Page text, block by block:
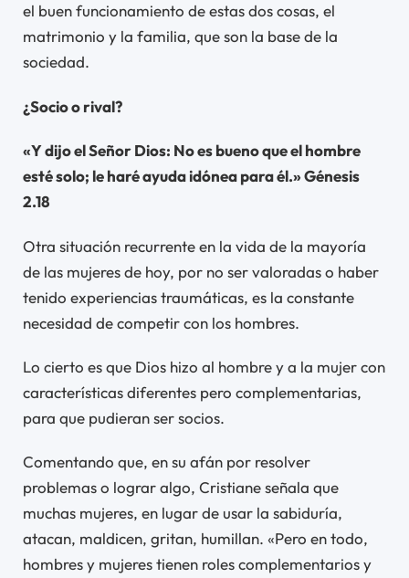
el buen funcionamiento de estas dos cosas, el
matrimonio y la familia, que son la base de la
sociedad.
¿Socio o rival?
«Y dijo el Señor Dios: No es bueno que el hombre
esté solo; le haré ayuda idónea para él.» Génesis
2.18
Otra situación recurrente en la vida de la mayoría
de las mujeres de hoy, por no ser valoradas o haber
tenido experiencias traumáticas, es la constante
necesidad de competir con los hombres.
Lo cierto es que Dios hizo al hombre y a la mujer con
características diferentes pero complementarias,
para que pudieran ser socios.
Comentando que, en su afán por resolver
problemas o lograr algo, Cristiane señala que
muchas mujeres, en lugar de usar la sabiduría,
atacan, maldicen, gritan, humillan. «Pero en todo,
hombres y mujeres tienen roles complementarios y